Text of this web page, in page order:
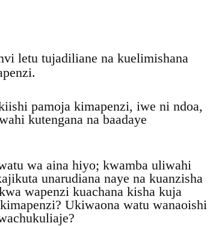
letu tujadiliane na kuelimishana
pamoja kimapenzi, iwe ni ndoa,
kutengana na baadaye
wa aina hiyo; kwamba uliwahi
unarudiana naye na kuanzisha
wapenzi kuachana kisha kuja
Ukiwaona watu wanaoishi